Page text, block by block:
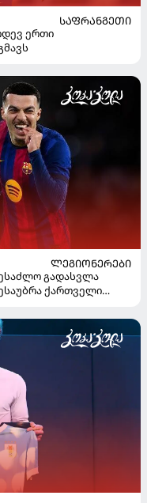
ᲡᲐᲤᲠᲐᲜᲒᲔᲗᲘ
ერთი
ᲚᲔᲒᲘᲝᲜᲔᲠᲔᲑᲘ
გადასვლა
ქართველი